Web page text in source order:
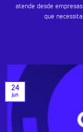
atende desde
que
24
jun